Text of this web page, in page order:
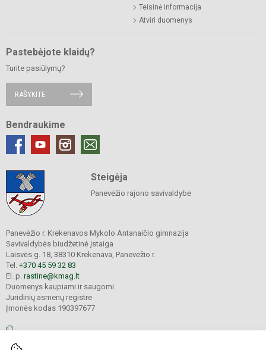
Teisinė informacija
Atviri duomenys
Pastebėjote klaidų?
Turite pasiūlymų?
RAŠYKITE
Bendraukime
Steigėja
Panevėžio rajono savivaldybė
Panevėžio r. Krekenavos Mykolo Antanaičio gimnazija
Savivaldybės biudžetinė įstaiga
Laisvės g. 18, 38310 Krekenava, Panevėžio r.
Tel. +370 45 59 32 83
El. p. rastine@kmag.lt
Duomenys kaupiami ir saugomi
Juridinių asmenų registre
Įmonės kodas 190397677